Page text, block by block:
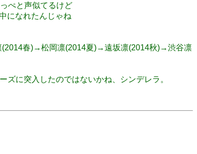
ぺと声似てるけど
になれたんじゃね
(2014春)→松岡凛(2014夏)→遠坂凛(2014秋)→渋谷凛
に突入したのではないかね、シンデレラ。